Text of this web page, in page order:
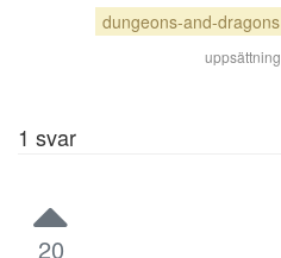
dungeons-and-dragons
uppsättning
1 svar
20